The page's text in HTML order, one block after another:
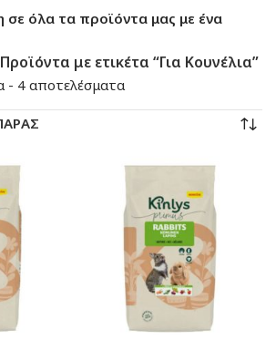
όλα τα προϊόντα μας με ένα
Προϊόντα με ετικέτα “Για Κουνέλια”
- 4 αποτελέσματα
by